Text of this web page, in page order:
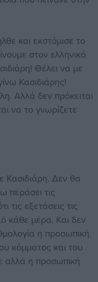
και εκστόμισε το
στον ελληνικό
Θέλει να με
Κασιδιάρης!
Αλλά δεν πρόκειται
να το γνωρίζετε
Κασιδιάρη. Δεν θα
περάσει τις
τις εξετάσεις τις
κάθε μέρα. Και δεν
η προσωπική.
κόμματος και του
αλλά η προσωπική